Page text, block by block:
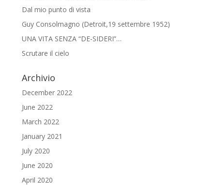
Dal mio punto di vista
Guy Consolmagno (Detroit,19 settembre 1952)
UNA VITA SENZA “DE-SIDERI”…
Scrutare il cielo
Archivio
December 2022
June 2022
March 2022
January 2021
July 2020
June 2020
April 2020